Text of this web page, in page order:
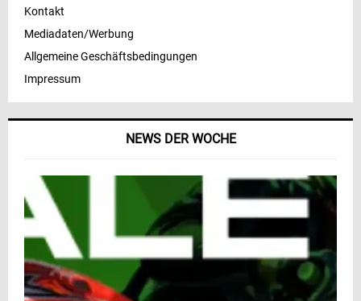
NEWS DER WOCHE
Kontakt
Mediadaten/Werbung
Allgemeine Geschäftsbedingungen
Impressum